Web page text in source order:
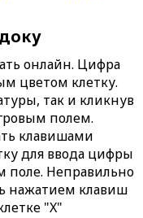
онлайн. Цифра
цветом клетку.
так и кликнув
полем.
клавишами
для ввода цифры
поле. Неправильно
нажатием клавиш
"X"